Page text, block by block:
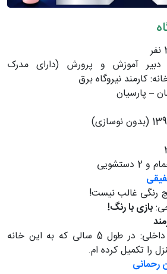
آموزش و پرورش (دارای مدرک
کارمند نیروگاه برق
– پارسیان
رنگی غالب نیست!
بازی با رنگ!
مدت زمان طراحی داخلی: در طول 5 سالی که به این خانه
را تکمیل کرده ام.
رحمانی